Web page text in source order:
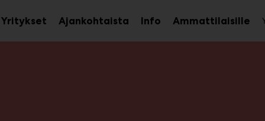
Yritykset Ajankohtaista InfoAvaa
alavalikko
Ammattilaisille